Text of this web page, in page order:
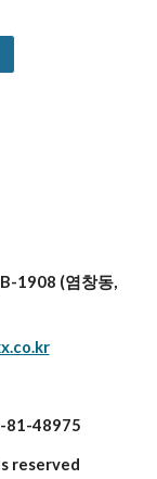
1908 (염창동,
81-48975
reserved